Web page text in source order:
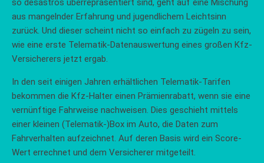
so desaströs überrepräsentiert sind, geht auf eine Mischung
aus mangelnder Erfahrung und jugendlichem Leichtsinn
zurück. Und dieser scheint nicht so einfach zu zügeln zu sein,
wie eine erste Telematik-Datenauswertung eines großen Kfz-
Versicherers jetzt ergab.
In den seit einigen Jahren erhältlichen Telematik-Tarifen
bekommen die Kfz-Halter einen Prämienrabatt, wenn sie eine
vernünftige Fahrweise nachweisen. Dies geschieht mittels
einer kleinen (Telematik-)Box im Auto, die Daten zum
Fahrverhalten aufzeichnet. Auf deren Basis wird ein Score-
Wert errechnet und dem Versicherer mitgeteilt.